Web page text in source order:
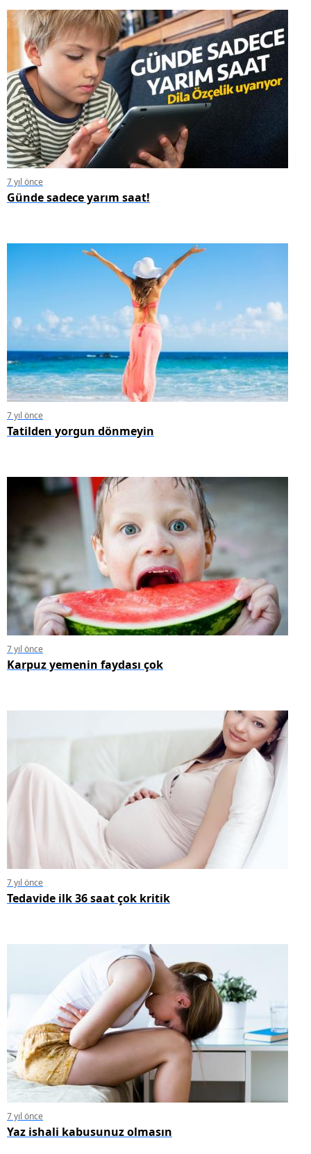
7 yıl önce
Günde sadece yarım saat!
7 yıl önce
Tatilden yorgun dönmeyin
7 yıl önce
Karpuz yemenin faydası çok
7 yıl önce
Tedavide ilk 36 saat çok kritik
7 yıl önce
Yaz ishali kabusunuz olmasın